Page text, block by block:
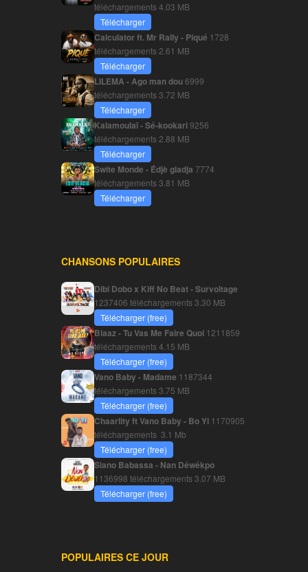
téléchargements4.03 MB
Télécharger
Calculator ft. Mr Rally - Piqué 1728
téléchargements 2.61 MB
Télécharger
LILEMA - Ago man dou6999
téléchargements3.72 MB
Télécharger
Kalamoulaï - Sé-kookari9256
téléchargements 2.88 MB
Télécharger
Swite Monde - Édjè gladja 7774
téléchargements3.81 MB
Télécharger
CHANSONS POPULAIRES
Dibi Dobo x Kiff No Beat - Survoltage
1237406 téléchargements3.30 MB
Télécharger (free)
Blaaz - Tu Vas Me Faire Quoi 1211859
téléchargements4.15 MB
Télécharger (free)
Vano Baby - Madame 1187344
téléchargements3.75 MB
Télécharger (free)
Chaarlity ft Vano Baby - Bo Yi 1170905
téléchargements 3.1 Mb
Télécharger (free)
Siano Babassa - Nan Déwékpo
1136998 téléchargements3.07 MB
Télécharger (free)
POPULAIRES CE JOUR